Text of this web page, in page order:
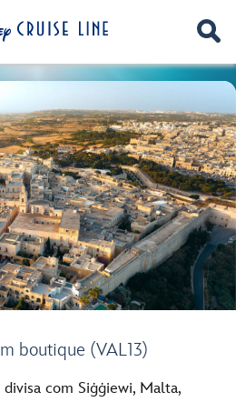
boutique (VAL13)
com Siġġiewi, Malta,